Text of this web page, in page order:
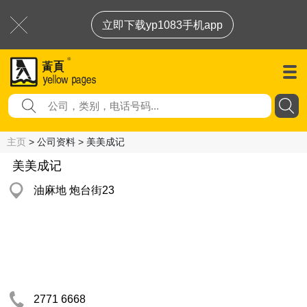
立即下载yp1083手机app
主页 > 公司资料 > 美美成记
美美成记
油麻地 炮台街23
2771 6668